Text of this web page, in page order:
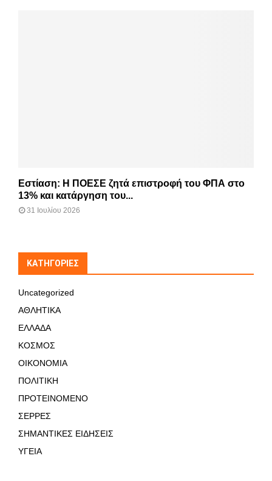
Εστίαση: Η ΠΟΕΣΕ ζητά επιστροφή του ΦΠΑ στο
13% και κατάργηση του...
31 Ιουλίου 2026
KΑΤΗΓΟΡΊΕΣ
Uncategorized
ΑΘΛΗΤΙΚΑ
ΕΛΛΑΔΑ
ΚΟΣΜΟΣ
ΟΙΚΟΝΟΜΙΑ
ΠΟΛΙΤΙΚΗ
ΠΡΟΤΕΙΝΟΜΕΝΟ
ΣΕΡΡΕΣ
ΣΗΜΑΝΤΙΚΕΣ ΕΙΔΗΣΕΙΣ
ΥΓΕΙΑ